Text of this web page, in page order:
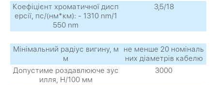
Коефіцієнт хроматичної дисп
ерсії, пс/(нм*км): - 1310 nm/1
550 nm
3,5/18
Мінімальний радіус вигину, м
м
не менше 20 номіналь
них діаметрів кабелю
Допустиме роздавлююче зус
илля, Н/100 мм
3000